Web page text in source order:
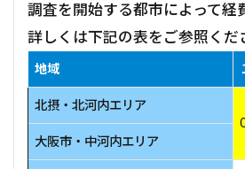
調査を開始する都市によって経
詳しくは下記の表をご参照くだ
地域
北摂・北河内エリア
大阪市・中河内エリア